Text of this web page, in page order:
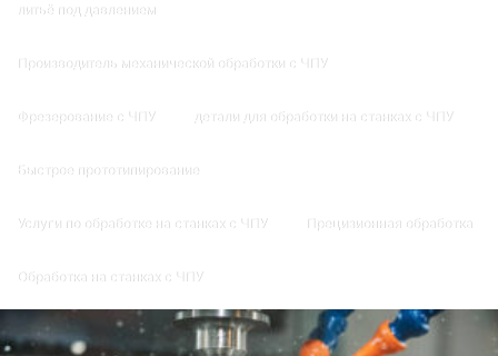
литьё под давлением
Производитель механической обработки с ЧПУ
Фрезерование с ЧПУ детали для обработки на станках с ЧПУ
Быстрое прототипирование
Услуги по обработке на станках с ЧПУ Прецизионная обработка
Обработка на станках с ЧПУ